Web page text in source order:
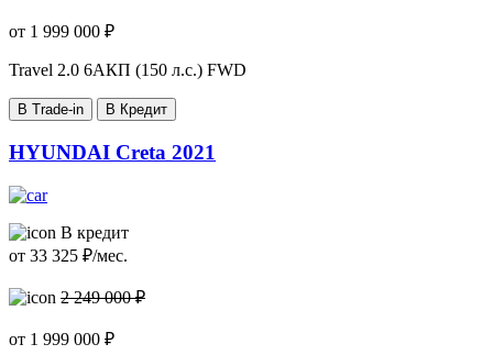
от 1 999 000 ₽
Travel 2.0 6AКП (150 л.с.) FWD
В Trade-in В Кредит
HYUNDAI Creta 2021
В кредит
от 33 325 ₽/мес.
2 249 000 ₽
от 1 999 000 ₽